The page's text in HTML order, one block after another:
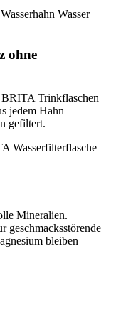
ohne
BRITA Trinkflaschen
jedem Hahn
gefiltert.
Mineralien.
bleiben